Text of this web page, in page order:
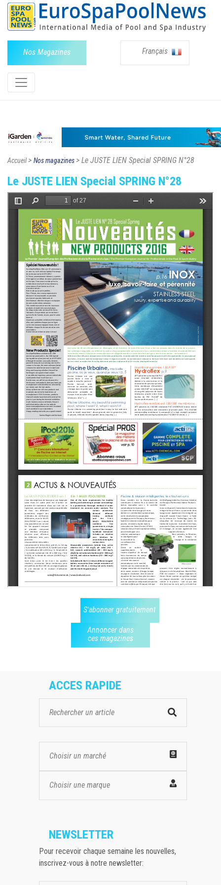
Nos Magazines Français
Accueil> Nos magazines> Le JUSTE LIEN Special SPRING N°28
Le JUSTE LIEN Special SPRING N°28
S'abonner gratuitement
Annoncer dans
ces magazines
ACCES RAPIDE
Choisir un marché
Choisir une marque
NEWSLETTER
Pour recevoir chaque semaine les nouvelles,
inscrivez-vous à notre newsletter: